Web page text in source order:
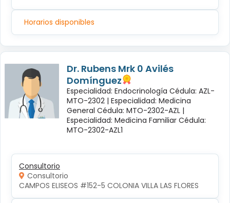
Horarios disponibles
Dr. Rubens Mrk 0 Avilés
Domínguez
Especialidad: Endocrinología Cédula: AZL-
MTO-2302 | Especialidad: Medicina
General Cédula: MTO-2302-AZL |
Especialidad: Medicina Familiar Cédula:
MTO-2302-AZL1
Consultorio
Consultorio
CAMPOS ELISEOS #152-5 COLONIA VILLA LAS FLORES